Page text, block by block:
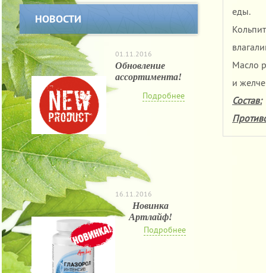
НОВОСТИ
01.11.2016
Обновление
ассортимента!
Подробнее
16.11.2016
Новинка
Артлайф!
Подробнее
еды.
Масло
и
Состав: